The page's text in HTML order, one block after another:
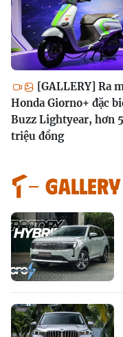
[GALLERY] Ra
Honda Giorno+ đặc
Buzz Lightyear, hơn
triệu đồng